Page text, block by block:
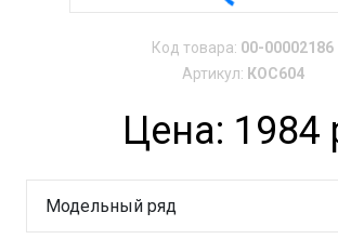
Код товара: 00-00002186
Артикул: КОС604
Цена: 1984
Модельный ряд